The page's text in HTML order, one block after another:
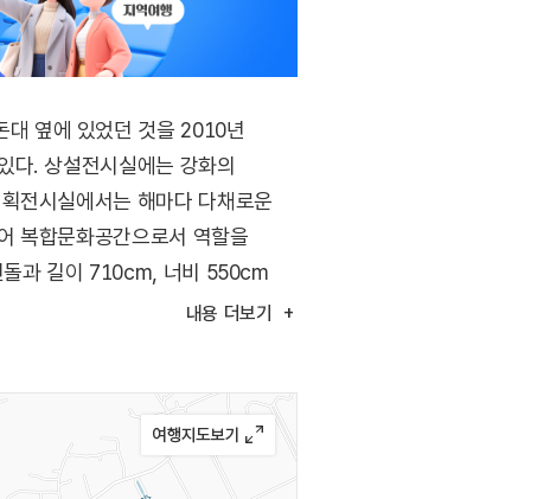
대 옆에 있었던 것을 2010년
다. 상설전시실에는 강화의
전시실에서는 해마다 다채로운
복합문화공간으로서 역할을
돌과 길이 710cm, 너비 550cm
내용 더보기